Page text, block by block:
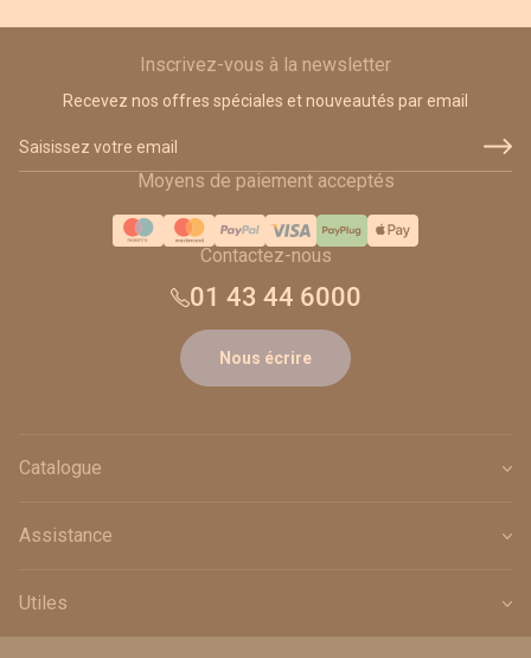
Inscrivez-vous à la newsletter
Recevez nos offres spéciales et nouveautés par email
Moyens de paiement acceptés
Contactez-nous
01 43 44 6000
Nous écrire
Catalogue
Assistance
Utiles